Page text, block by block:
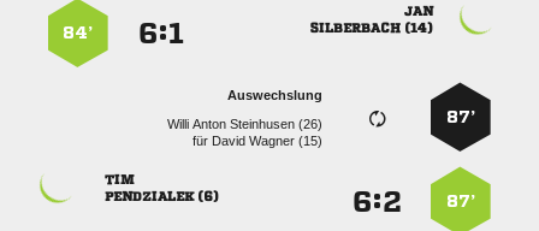

 
:
84’
87’
Auswechslung
   
für   
87’
:

 